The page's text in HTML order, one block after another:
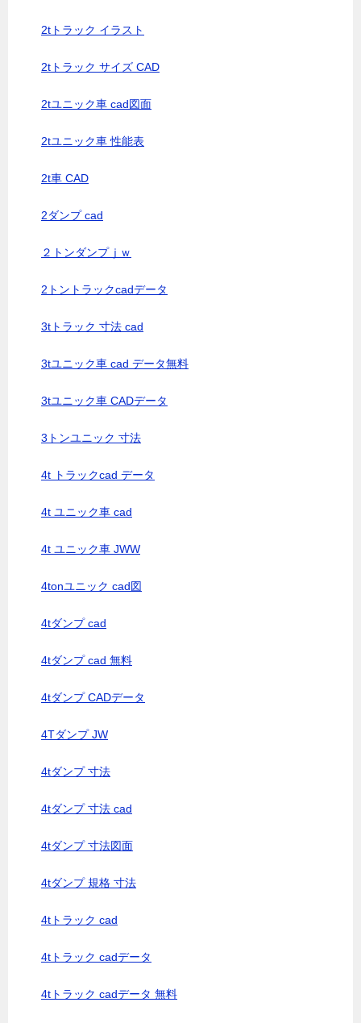
2tトラック イラスト
2tトラック サイズ CAD
2tユニック車 cad図面
2tユニック車 性能表
2t車 CAD
2ダンプ cad
２トンダンプｊｗ
2トントラックcadデータ
3tトラック 寸法 cad
3tユニック車 cad データ無料
3tユニック車 CADデータ
3トンユニック 寸法
4t トラックcad データ
4t ユニック車 cad
4t ユニック車 JWW
4tonユニック cad図
4tダンプ cad
4tダンプ cad 無料
4tダンプ CADデータ
4Tダンプ JW
4tダンプ 寸法
4tダンプ 寸法 cad
4tダンプ 寸法図面
4tダンプ 規格 寸法
4tトラック cad
4tトラック cadデータ
4tトラック cadデータ 無料